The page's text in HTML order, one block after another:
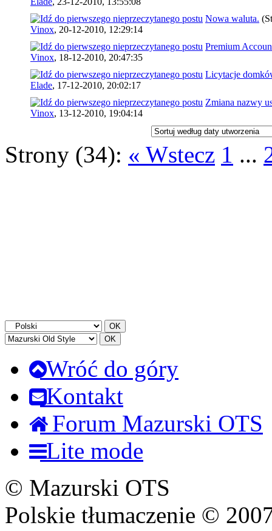
Nowa waluta.
Vinox, 20-12-2010, 12:29:14
Premium
Vinox, 18-12-2010, 20:47:35
Licytacje
Elade, 17-12-2010, 20:02:17
Zmiana nazwy
Vinox, 13-12-2010, 19:04:14
Strony (34): « Wstecz 1 ...
Wróć do góry
Kontakt
Forum Mazurski OTS
Lite mode
© Mazurski OTS
Polskie tłumaczenie ©